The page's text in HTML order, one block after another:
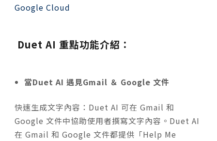
Google Cloud
Duet AI 重點功能介紹：
當Duet AI 遇見Gmail ＆ Google 文件
快速生成文字內容：Duet AI 可在 Gmail 和
Google 文件中協助使用者撰寫文字內容。Duet AI
在 Gmail 和 Google 文件都提供「Help Me